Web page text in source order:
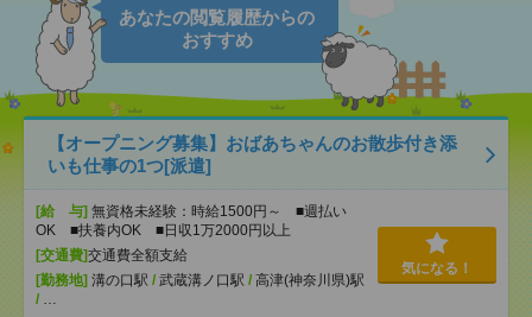
あなたの閲覧履歴からの
おすすめ
【オープニング募集】おばあちゃんのお散歩付き添
いも仕事の1つ[派遣]
[給 与] 無資格未経験：時給1500円～ ■週払い
OK ■扶養内OK ■日収1万2000円以上
[交通費]交通費全額支給
[勤務地] 溝の口駅 / 武蔵溝ノ口駅 / 高津(神奈川県)駅
/ …
気になる！